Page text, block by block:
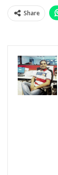
Share